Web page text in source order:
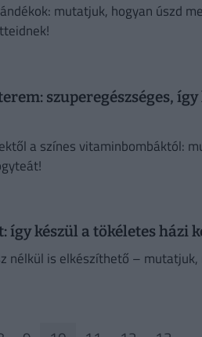
mutatjuk, hogyan úszd
szuperegészséges,
a színes vitaminbombáktól:
készül a tökéletes házi
nélkül is elkészíthető –